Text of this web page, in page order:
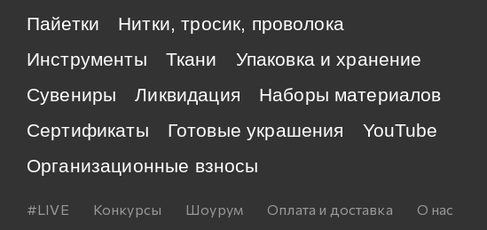
Пайетки
Нитки, тросик, проволока
Инструменты
Ткани
Упаковка и хранение
Сувениры
Ликвидация
Наборы материалов
Сертификаты
Готовые украшения
YouTube
Организационные взносы
#LIVE Конкурсы Шоурум Оплата и доставка О нас